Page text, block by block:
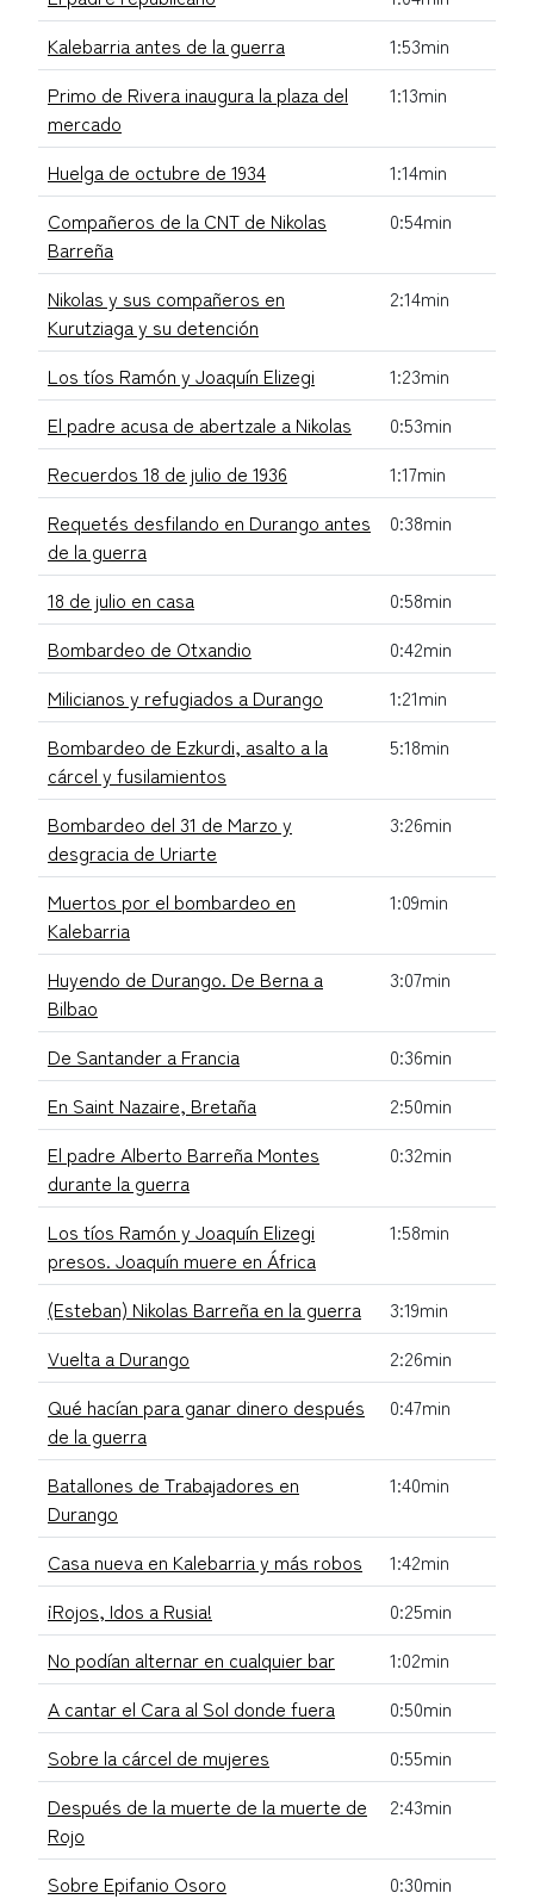
Kalebarria antes de la guerra
1:53min
Primo de Rivera inaugura la plaza del
mercado
1:13min
Huelga de octubre de 1934
1:14min
Compañeros de la CNT de Nikolas
Barreña
0:54min
Nikolas y sus compañeros en
Kurutziaga y su detención
2:14min
Los tíos Ramón y Joaquín Elizegi
1:23min
El padre acusa de abertzale a Nikolas
0:53min
Recuerdos 18 de julio de 1936
1:17min
Requetés desfilando en Durango antes
de la guerra
0:38min
18 de julio en casa
0:58min
Bombardeo de Otxandio
0:42min
Milicianos y refugiados a Durango
1:21min
Bombardeo de Ezkurdi, asalto a la
cárcel y fusilamientos
5:18min
Bombardeo del 31 de Marzo y
desgracia de Uriarte
3:26min
Muertos por el bombardeo en
Kalebarria
1:09min
Huyendo de Durango. De Berna a
Bilbao
3:07min
De Santander a Francia
0:36min
En Saint Nazaire, Bretaña
2:50min
El padre Alberto Barreña Montes
durante la guerra
0:32min
Los tíos Ramón y Joaquín Elizegi
presos. Joaquín muere en África
1:58min
(Esteban) Nikolas Barreña en la guerra
3:19min
Vuelta a Durango
2:26min
Qué hacían para ganar dinero después
de la guerra
0:47min
Batallones de Trabajadores en
Durango
1:40min
Casa nueva en Kalebarria y más robos
1:42min
¡Rojos, Idos a Rusia!
0:25min
No podían alternar en cualquier bar
1:02min
A cantar el Cara al Sol donde fuera
0:50min
Sobre la cárcel de mujeres
0:55min
Después de la muerte de la muerte de
Rojo
2:43min
Sobre Epifanio Osoro
0:30min